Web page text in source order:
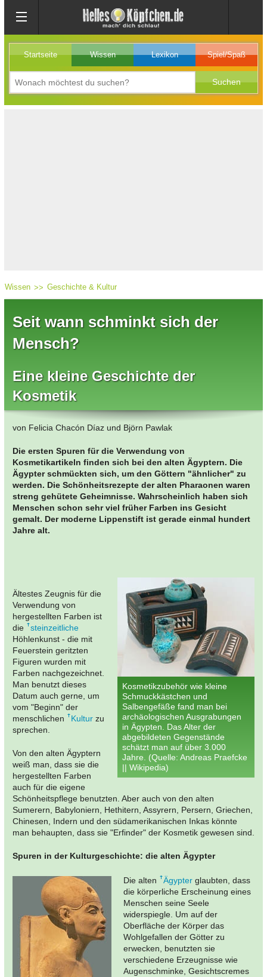
Startseite Wissen Lexikon Spiel/Spaß
Wissen Geschichte & Kultur
Seit wann schminkt sich der
Mensch?
Eine kleine Geschichte der
Kosmetik
von Felicia Chacón Díaz und Björn Pawlak
Die ersten Spuren für die Verwendung von
Kosmetikartikeln finden sich bei den alten Ägyptern. Die
Ägypter schmückten sich, um den Göttern "ähnlicher" zu
werden. Die Schönheitsrezepte der alten Pharaonen waren
streng gehütete Geheimnisse. Wahrscheinlich haben sich
Menschen schon sehr viel früher Farben ins Gesicht
gemalt. Der moderne Lippenstift ist gerade einmal hundert
Jahre alt.
Kosmetikzubehör wie kleine
Schmuckkästchen und
Salbengefäße fand man bei
archäologischen Ausgrabungen
in Ägypten. Das Alter der
abgebildeten Gegenstände
schätzt man auf über 3.000
Jahre. (Quelle: Andreas Praefcke
|| Wikipedia)
Ältestes Zeugnis für die
Verwendung von
hergestellten Farben ist
die
steinzeitliche
Höhlenkunst - die mit
Feuerstein geritzten
Figuren wurden mit
Farben nachgezeichnet.
Man benutzt dieses
Datum auch gerne, um
vom "Beginn" der
menschlichen
Kultur zu
sprechen.
Von den alten Ägyptern
weiß man, dass sie die
hergestellten Farben
auch für die eigene
Schönheitspflege benutzten. Aber auch von den alten
Sumerern, Babyloniern, Hethitern, Assyrern, Persern, Griechen,
Chinesen, Indern und den südamerikanischen Inkas könnte
man behaupten, dass sie "Erfinder" der Kosmetik gewesen sind.
Spuren in der Kulturgeschichte: die alten Ägypter
Die alten Ägypter glaubten, dass
die körperliche Erscheinung eines
Menschen seine Seele
widerspiegle. Um auf der
Oberfläche der Körper das
Wohlgefallen der Götter zu
erwecken, benutzten sie
verschiedene Erzeugnisse wie
Augenschminke, Gesichtscremes